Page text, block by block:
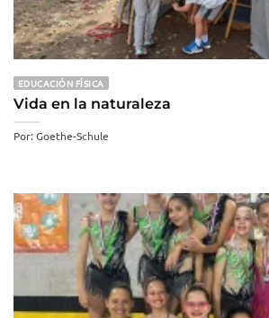
EDUCACIÓN FÍSICA
Vida en la naturaleza
Por: Goethe-Schule